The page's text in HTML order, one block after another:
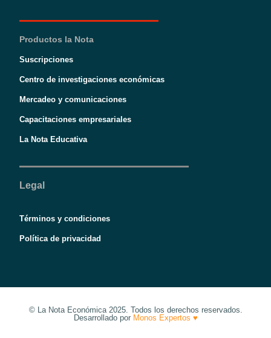
Productos la Nota
Suscripciones
Centro de investigaciones económicas
Mercadeo y comunicaciones
Capacitaciones empresariales
La Nota Educativa
Legal
Términos y condiciones
Política de privacidad
© La Nota Económica 2025. Todos los derechos reservados.
Desarrollado por Monos Expertos ♥